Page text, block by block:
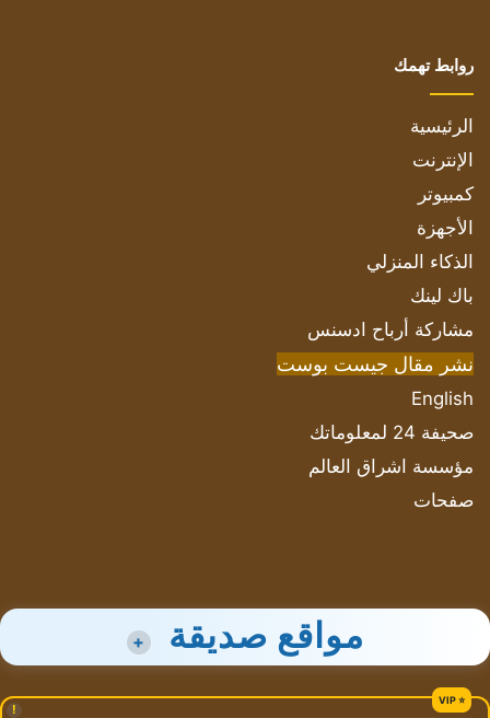
روابط تهمك
الرئيسية
الإنترنت
كمبيوتر
الأجهزة
الذكاء المنزلي
باك لينك
مشاركة أرباح ادسنس
نشر مقال جيست بوست
English
صحيفة 24 لمعلوماتك
مؤسسة اشراق العالم
صفحات
مواقع صديقة +
!